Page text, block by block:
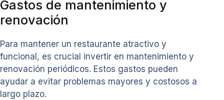
Gastos de mantenimiento y
renovación
Para mantener un restaurante atractivo y
funcional, es crucial invertir en mantenimiento y
renovación periódicos. Estos gastos pueden
ayudar a evitar problemas mayores y costosos a
largo plazo.